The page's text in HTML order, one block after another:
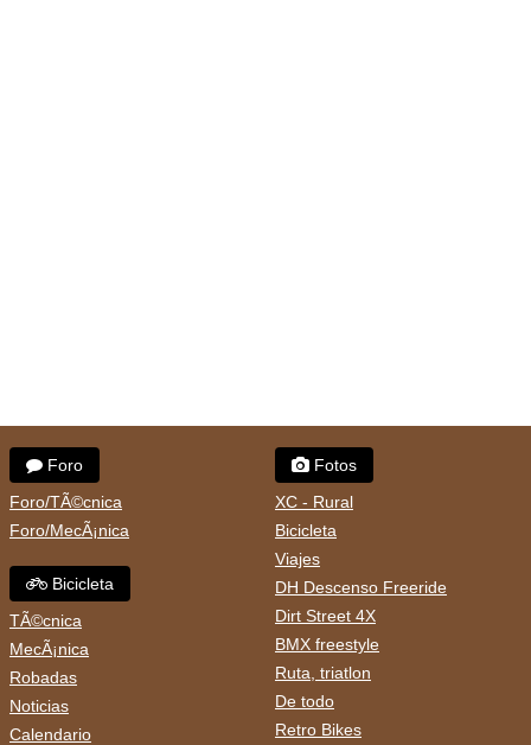
Foro
Foro/TÃ©cnica
Foro/MecÃ¡nica
Bicicleta
TÃ©cnica
MecÃ¡nica
Robadas
Noticias
Calendario
Fotos
XC - Rural
Bicicleta
Viajes
DH Descenso Freeride
Dirt Street 4X
BMX freestyle
Ruta, triatlon
De todo
Retro Bikes